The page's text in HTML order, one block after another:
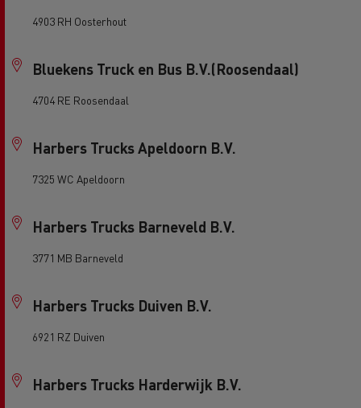
4903 RH Oosterhout
Bluekens Truck en Bus B.V.(Roosendaal)
4704 RE Roosendaal
Harbers Trucks Apeldoorn B.V.
7325 WC Apeldoorn
Harbers Trucks Barneveld B.V.
3771 MB Barneveld
Harbers Trucks Duiven B.V.
6921 RZ Duiven
Harbers Trucks Harderwijk B.V.